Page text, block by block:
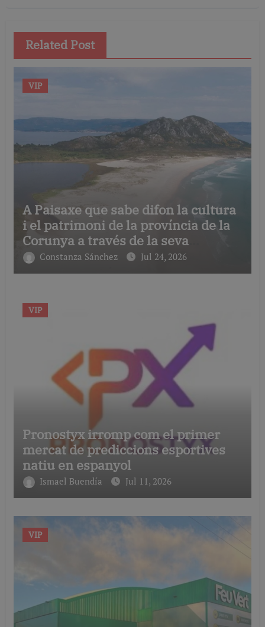
Related Post
VIP
A Paisaxe que sabe difon la cultura
i el patrimoni de la província de la
Corunya a través de la seva
gastronomia
Constanza Sánchez Jul 24, 2026
VIP
Pronostyx irromp com el primer
mercat de prediccions esportives
natiu en espanyol
Ismael Buendía Jul 11, 2026
VIP